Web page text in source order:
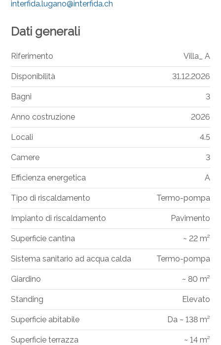
interfida.lugano@interfida.ch
Dati generali
Riferimento Villa_ A
Disponibilità 31.12.2026
Bagni 3
Anno costruzione 2026
Locali 4.5
Camere 3
Efficienza energetica A
Tipo di riscaldamento Termo-pompa
Impianto di riscaldamento Pavimento
Superficie cantina ~ 22 m²
Sistema sanitario ad acqua calda Termo-pompa
Giardino ~ 80 m²
Standing Elevato
Superficie abitabile Da ~ 138 m²
Superficie terrazza ~ 14 m²